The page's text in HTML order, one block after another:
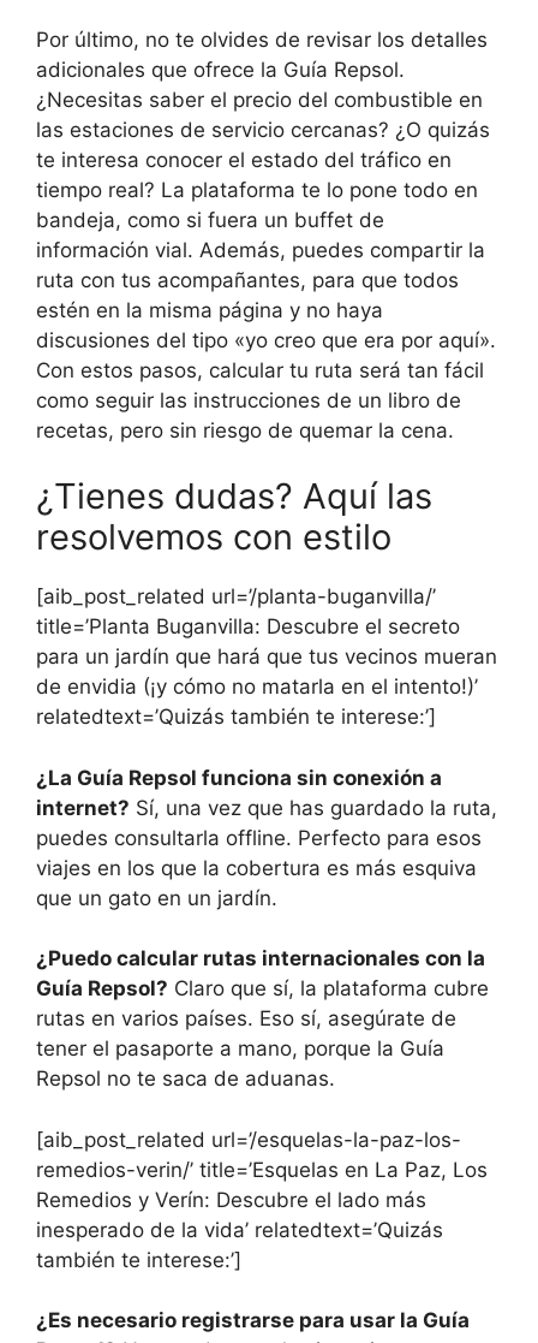
Por último, no te olvides de revisar los detalles
adicionales que ofrece la Guía Repsol.
¿Necesitas saber el precio del combustible en
las estaciones de servicio cercanas? ¿O quizás
te interesa conocer el estado del tráfico en
tiempo real? La plataforma te lo pone todo en
bandeja, como si fuera un buffet de
información vial. Además, puedes compartir la
ruta con tus acompañantes, para que todos
estén en la misma página y no haya
discusiones del tipo «yo creo que era por aquí».
Con estos pasos, calcular tu ruta será tan fácil
como seguir las instrucciones de un libro de
recetas, pero sin riesgo de quemar la cena.
¿Tienes dudas? Aquí las
resolvemos con estilo
[aib_post_related url=’/planta-buganvilla/’
title=’Planta Buganvilla: Descubre el secreto
para un jardín que hará que tus vecinos mueran
de envidia (¡y cómo no matarla en el intento!)’
relatedtext=’Quizás también te interese:’]
¿La Guía Repsol funciona sin conexión a
internet? Sí, una vez que has guardado la ruta,
puedes consultarla offline. Perfecto para esos
viajes en los que la cobertura es más esquiva
que un gato en un jardín.
¿Puedo calcular rutas internacionales con la
Guía Repsol? Claro que sí, la plataforma cubre
rutas en varios países. Eso sí, asegúrate de
tener el pasaporte a mano, porque la Guía
Repsol no te saca de aduanas.
[aib_post_related url=’/esquelas-la-paz-los-
remedios-verin/’ title=’Esquelas en La Paz, Los
Remedios y Verín: Descubre el lado más
inesperado de la vida’ relatedtext=’Quizás
también te interese:’]
¿Es necesario registrarse para usar la Guía